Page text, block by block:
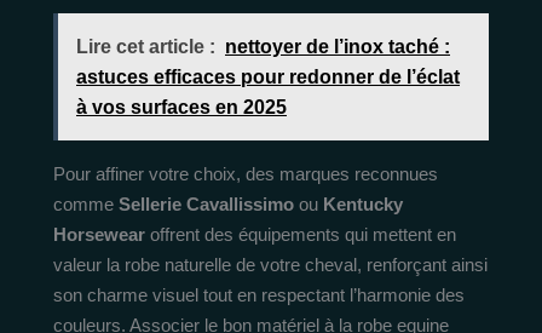
Lire cet article : nettoyer de l’inox taché :
astuces efficaces pour redonner de l’éclat
à vos surfaces en 2025
Pour affiner votre choix, des marques reconnues
comme Sellerie Cavallissimo ou Kentucky
Horsewear offrent des équipements qui mettent en
valeur la robe naturelle de votre cheval, renforçant ainsi
son charme visuel tout en respectant l’harmonie des
couleurs. Associer le bon matériel à la robe equine